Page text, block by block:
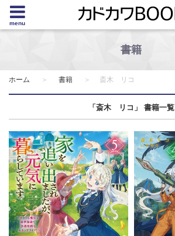
menu
書籍
ホーム 書籍 斎木 リコ
「斎木 リコ」 書籍一覧